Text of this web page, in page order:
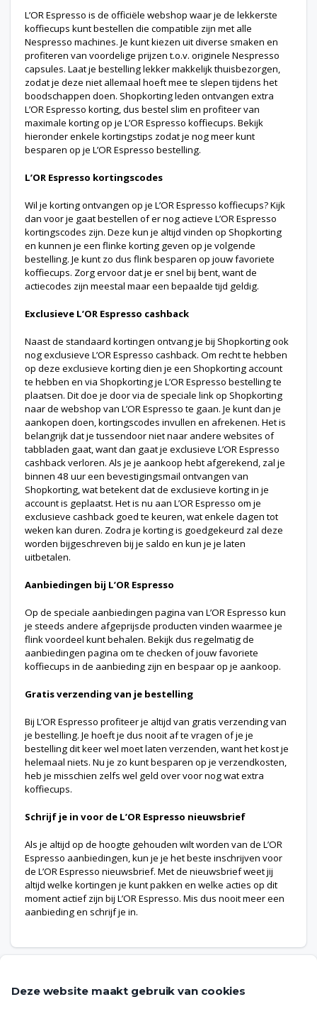
L’OR Espresso is de officiële webshop waar je de lekkerste
koffiecups kunt bestellen die compatible zijn met alle
Nespresso machines. Je kunt kiezen uit diverse smaken en
profiteren van voordelige prijzen t.o.v. originele Nespresso
capsules. Laat je bestelling lekker makkelijk thuisbezorgen,
zodat je deze niet allemaal hoeft mee te slepen tijdens het
boodschappen doen. Shopkorting leden ontvangen extra
L’OR Espresso korting, dus bestel slim en profiteer van
maximale korting op je L’OR Espresso koffiecups. Bekijk
hieronder enkele kortingstips zodat je nog meer kunt
besparen op je L’OR Espresso bestelling.
L’OR Espresso kortingscodes
Wil je korting ontvangen op je L’OR Espresso koffiecups? Kijk
dan voor je gaat bestellen of er nog actieve L’OR Espresso
kortingscodes zijn. Deze kun je altijd vinden op Shopkorting
en kunnen je een flinke korting geven op je volgende
bestelling. Je kunt zo dus flink besparen op jouw favoriete
koffiecups. Zorg ervoor dat je er snel bij bent, want de
actiecodes zijn meestal maar een bepaalde tijd geldig.
Exclusieve L’OR Espresso cashback
Naast de standaard kortingen ontvang je bij Shopkorting ook
nog exclusieve L’OR Espresso cashback. Om recht te hebben
op deze exclusieve korting dien je een Shopkorting account
te hebben en via Shopkorting je L’OR Espresso bestelling te
plaatsen. Dit doe je door via de speciale link op Shopkorting
naar de webshop van L’OR Espresso te gaan. Je kunt dan je
aankopen doen, kortingscodes invullen en afrekenen. Het is
belangrijk dat je tussendoor niet naar andere websites of
tabbladen gaat, want dan gaat je exclusieve L’OR Espresso
cashback verloren. Als je je aankoop hebt afgerekend, zal je
binnen 48 uur een bevestigingsmail ontvangen van
Shopkorting, wat betekent dat de exclusieve korting in je
account is geplaatst. Het is nu aan L’OR Espresso om je
exclusieve cashback goed te keuren, wat enkele dagen tot
weken kan duren. Zodra je korting is goedgekeurd zal deze
worden bijgeschreven bij je saldo en kun je je laten
uitbetalen.
Aanbiedingen bij L’OR Espresso
Op de speciale aanbiedingen pagina van L’OR Espresso kun
je steeds andere afgeprijsde producten vinden waarmee je
flink voordeel kunt behalen. Bekijk dus regelmatig de
aanbiedingen pagina om te checken of jouw favoriete
koffiecups in de aanbieding zijn en bespaar op je aankoop.
Gratis verzending van je bestelling
Bij L’OR Espresso profiteer je altijd van gratis verzending van
je bestelling. Je hoeft je dus nooit af te vragen of je je
bestelling dit keer wel moet laten verzenden, want het kost je
helemaal niets. Nu je zo kunt besparen op je verzendkosten,
heb je misschien zelfs wel geld over voor nog wat extra
koffiecups.
Schrijf je in voor de L’OR Espresso nieuwsbrief
Als je altijd op de hoogte gehouden wilt worden van de L’OR
Espresso aanbiedingen, kun je je het beste inschrijven voor
de L’OR Espresso nieuwsbrief. Met de nieuwsbrief weet jij
altijd welke kortingen je kunt pakken en welke acties op dit
moment actief zijn bij L’OR Espresso. Mis dus nooit meer een
aanbieding en schrijf je in.
Deze website maakt gebruik van cookies